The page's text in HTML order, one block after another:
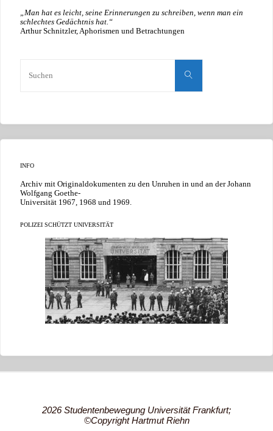
„Man hat es leicht, seine Erinnerungen zu schreiben, wenn man ein
schlechtes Gedächtnis hat.“
Arthur Schnitzler, Aphorismen und Betrachtungen
Suchen
INFO
Archiv mit Originaldokumenten zu den Unruhen in und an der Johann
Wolfgang Goethe-
Universität 1967, 1968 und 1969.
POLIZEI SCHÜTZT UNIVERSITÄT
2026 Studentenbewegung Universität Frankfurt;
©Copyright Hartmut Riehn